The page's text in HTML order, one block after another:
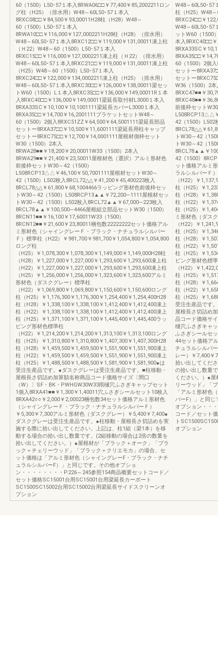
60（1500）L50･57１本入8RWA06□□￥77,400￥85,2002211ロン
グ柱（H25）（排水用）W48～60L50･57１本入
8RXC08□□￥84,500￥93,00011H28柱（H28）W48～
60（1500）L50･57１本入
8RWA10□□￥116,000￥127,0002211H28柱（H28）（排水用）
W48～60L50･57１本入8RXC12□□￥119,000￥131,00011凍上柱
（Ｈ22）W48～60（1500）L50･57１本入
8RXC15□□￥116,000￥127,0002211凍上柱（Ｈ22）（排水用）
W48～60L50･57１本入8RXC21□□￥119,000￥131,00011凍上柱
（H25）W48～60（1500）L50･57１本入
8RXC24□□￥122,000￥134,0002211凍上柱（H25）（排水用）
W48～60L50･57１本入8RXC30□□￥126,000￥138,00011梁セッ
トW60（1500）L１本入8RXC35□□￥136,000￥149,00011R１本
入8RXC40□□￥136,000￥149,00011梁延長取付材L3000１本入
8RXA33SC￥10,100￥10,1001111梁延長カバーL3000１本入
8RXA35□□￥14,700￥16,2001111ブラケットセットW48～
60（1500）2個入8RXC51ZZ￥64,500￥64,5001111梁延長部品
セットー8RXA37□□￥10,500￥11,6001111梁延長用柱キャップ
セットー8RXC75□□￥12,700￥14,0001111屋根材側枠セット
W30（1500）2本入
8RWA28■■￥18,200￥20,00011W33（1500）2本入
8RWA29■■￥21,400￥23,50011屋根材色（選択）アルミ形材色
前後枠セットW30～42（1500）
L508RCP13△△￥46,100￥50,7001111屋根材セットW30～
42（1500）L502枚入8RCL72△△￥41,200￥45,400223枚入
8RCL78△△￥61,800￥68,1004466ラッピング形材色前後枠セッ
トW30～42（1500）L508RCP13▲▲￥72,200―1111屋根材セッ
トW30～42（1500）L502枚入8RCL72▲▲￥67,000―223枚入
8RCL78▲▲￥100,500―4466屋根組立部品セットW30（1500）
8RCN11■■￥16,100￥17,60011W33（1500）
8RCN12■■￥21,600￥23,80011梱包数22222222セット価格アル
ミ形材色（シャイングレーＦ・ブラック・ナチュラルシルバー
Ｆ）標準柱（H22）￥981,700￥981,700￥1,054,800￥1,054,800
ロング柱
（H25）￥1,078,300￥1,078,300￥1,149,000￥1,149,000H28柱
（H28）￥1,227,000￥1,227,000￥1,293,600￥1,293,600凍上柱
（H22）￥1,227,000￥1,227,000￥1,293,600￥1,293,600凍上柱
（H25）￥1,256,000￥1,256,000￥1,323,600￥1,323,600アルミ
形材色（ダスクグレー）標準柱
（H22）￥1,069,800￥1,069,800￥1,150,600￥1,150,600ロング
柱（H25）￥1,176,300￥1,176,300￥1,254,400￥1,254,400H28
柱（H28）￥1,338,100￥1,338,100￥1,412,400￥1,412,400凍上
柱（H22）￥1,338,100￥1,338,100￥1,412,400￥1,412,400凍上
柱（H25）￥1,371,100￥1,371,100￥1,445,400￥1,445,400ラッ
ピング形材色標準柱
（H22）￥1,214,200￥1,214,200￥1,313,100￥1,313,100ロング
柱（H25）￥1,310,800￥1,310,800￥1,407,300￥1,407,300H28
柱（H28）￥1,459,500￥1,459,500￥1,551,900￥1,551,900凍上
柱（H22）￥1,459,500￥1,459,500￥1,551,900￥1,551,900凍上
柱（H25）￥1,488,500￥1,488,500￥1,581,900￥1,581,900●は
受注生産品です。●ダスクグレーは受注生産品です。■柱移動・
屋根長さ切詰め加算額名称商品コード価格サイズ〔間口
（W）〕SF・BK・PWHGW30W33雨樋穴ふさぎキャップセット
1個入8RXA41■■￥1,300￥1,40011穴ふさぎシールセット10枚入
8RXA42○○￥2,000￥2,00023梱包数34セット価格アルミ形材色
（シャイングレーＦ・ブラック・ナチュラルシルバーＦ）
￥5,300￥7,300アルミ形材色（ダスクグレー）￥5,400￥7,400●
ダスクグレーは受注生産品です。●柱移動・屋根長さ切詰めを実
施する際に拾い出してください。上記は、柱1組（梁1本）を移
動する場合の拾い出し数量です。(2組移動の場合は2倍の数量を
拾い出してください。）●屋根材が「ブラック＋オーク」「ブラ
ック＋チェリーウッド」「ブラック＋クリエモカ」の場合、セ
ット価格は「アルミ形材色（シャイングレーF・ブラック・ナチ
ュラルシルバーF）」と同じです。その他オプショ
ン・・・・・・・・P.226～245参照154商品概要セットコード／
セット価格SC15001台用SC15001台用梁延長カーポート
SC1500SC15002台用SC15002台用梁延長サイドスクリーンオ
プション
W48～60L50･57
柱（H25）W48
8RXC24□□￥
W48～60L50･57
ットW60（1500
本入8RXC40□□
8RXA33SC￥
8RXA35□□￥
60（1500）2個
セットー
セットー
W36（1500）2本
8RXC47■■￥
8RXC48■■￥
前後枠セット
L508RCP13△△
42（1500）L502
8RCL78△△￥
トW30～42（
トW30～42（
8RCL78▲▲￥
42（1500）
ット価格アルミ
ラルシルバーＦ
（H22）￥
柱（H25）￥
柱（H28）￥
柱（H22）￥
柱（H25）￥
ミ形材色（ダス
（H22）￥
柱（H25）￥
柱（H28）￥
柱（H22）￥
柱（H25）￥
ピング形材色標
（H22）￥
柱（H25）￥
柱（H28）￥
柱（H22）￥
柱（H25）￥
受注生産品です
屋根長さ切詰め
品コード価格サ
樋穴ふさぎキャ
ふさぎシールセ
44セット価格ア
チュラルシルバ
レー）￥7,400￥
拾い出してくだ
の拾い出し数量
ください。）●
リーウッド」「
「アルミ形材色
バーF）」と同じ
オプション・・
コード／セット
ト
オプション